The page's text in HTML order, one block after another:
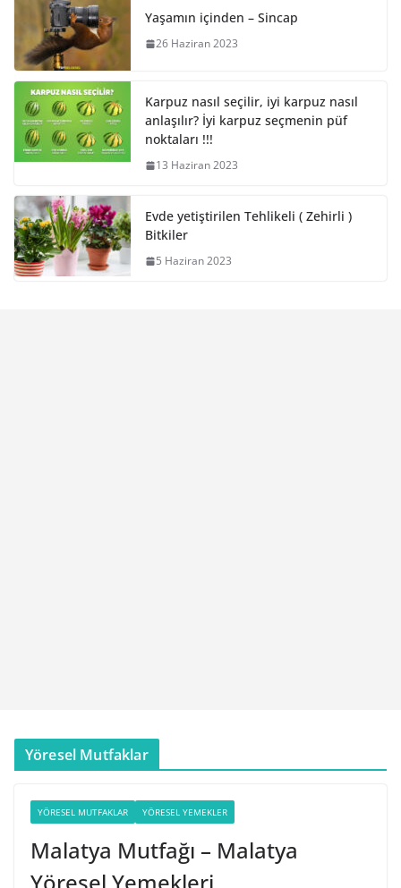
Yaşamın içinden – Sincap
26 Haziran 2023
Karpuz nasıl seçilir, iyi karpuz nasıl
anlaşılır? İyi karpuz seçmenin püf
noktaları !!!
13 Haziran 2023
Evde yetiştirilen Tehlikeli ( Zehirli )
Bitkiler
5 Haziran 2023
Yöresel Mutfaklar
YÖRESEL MUTFAKLAR YÖRESEL YEMEKLER
Malatya Mutfağı – Malatya